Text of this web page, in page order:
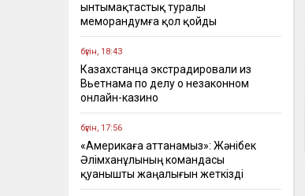
ынтымақтастық туралы
меморандумға қол қойды
бүгін, 18:43
Казахстанца экстрадировали из
Вьетнама по делу о незаконном
онлайн-казино
бүгін, 17:56
«Америкаға аттанамыз»: Жәнібек
Әлімханұлының командасы
қуанышты жаңалығын жеткізді